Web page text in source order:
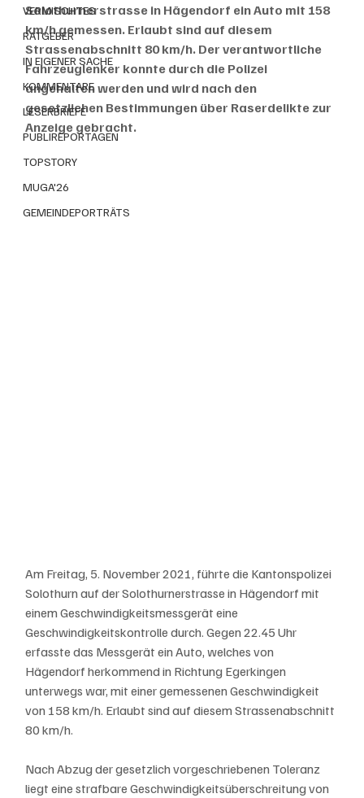
VERMISCHTES
RATGEBER
IN EIGENER SACHE
KOMMENTARE
LESERBRIEFE
PUBLIREPORTAGEN
TOPSTORY
MUGA'26
GEMEINDEPORTRÄTS
Solothurnerstrasse in Hägendorf ein Auto mit 158
km/h gemessen. Erlaubt sind auf diesem
Strassenabschnitt 80 km/h. Der verantwortliche
Fahrzeuglenker konnte durch die Polizei
angehalten werden und wird nach den
gesetzlichen Bestimmungen über Raserdelikte zur
Anzeige gebracht.
Am Freitag, 5. November 2021, führte die Kantonspolizei
Solothurn auf der Solothurnerstrasse in Hägendorf mit
einem Geschwindigkeitsmessgerät eine
Geschwindigkeitskontrolle durch. Gegen 22.45 Uhr
erfasste das Messgerät ein Auto, welches von
Hägendorf herkommend in Richtung Egerkingen
unterwegs war, mit einer gemessenen Geschwindigkeit
von 158 km/h. Erlaubt sind auf diesem Strassenabschnitt
80 km/h.
Nach Abzug der gesetzlich vorgeschriebenen Toleranz
liegt eine strafbare Geschwindigkeitsüberschreitung von